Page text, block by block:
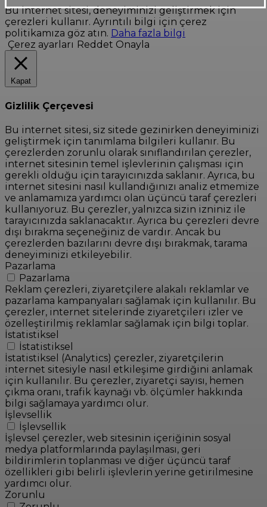
Bu internet sitesi, deneyiminizi geliştirmek için
çerezleri kullanır. Ayrıntılı bilgi için çerez
politikamıza göz atın. Daha fazla bilgi
Çerez ayarları Reddet Onayla
Kapat
Gizlilik Çerçevesi
Bu internet sitesi, siz sitede gezinirken deneyiminizi
geliştirmek için tanımlama bilgileri kullanır. Bu
çerezlerden zorunlu olarak sınıflandırılan çerezler,
internet sitesinin temel işlevlerinin çalışması için
gerekli olduğu için tarayıcınızda saklanır. Ayrıca, bu
internet sitesini nasıl kullandığınızı analiz etmemize
ve anlamamıza yardımcı olan üçüncü taraf çerezleri
kullanıyoruz. Bu çerezler, yalnızca sizin izniniz ile
tarayıcınızda saklanacaktır. Ayrıca bu çerezleri devre
dışı bırakma seçeneğiniz de vardır. Ancak bu
çerezlerden bazılarını devre dışı bırakmak, tarama
deneyiminizi etkileyebilir.
Pazarlama
Pazarlama
Reklam çerezleri, ziyaretçilere alakalı reklamlar ve
pazarlama kampanyaları sağlamak için kullanılır. Bu
çerezler, internet sitelerinde ziyaretçileri izler ve
özelleştirilmiş reklamlar sağlamak için bilgi toplar.
İstatistiksel
İstatistiksel
İstatistiksel (Analytics) çerezler, ziyaretçilerin
internet sitesiyle nasıl etkileşime girdiğini anlamak
için kullanılır. Bu çerezler, ziyaretçi sayısı, hemen
çıkma oranı, trafik kaynağı vb. ölçümler hakkında
bilgi sağlamaya yardımcı olur.
İşlevsellik
İşlevsellik
İşlevsel çerezler, web sitesinin içeriğinin sosyal
medya platformlarında paylaşılması, geri
bildirimlerin toplanması ve diğer üçüncü taraf
özellikleri gibi belirli işlevlerin yerine getirilmesine
yardımcı olur.
Zorunlu